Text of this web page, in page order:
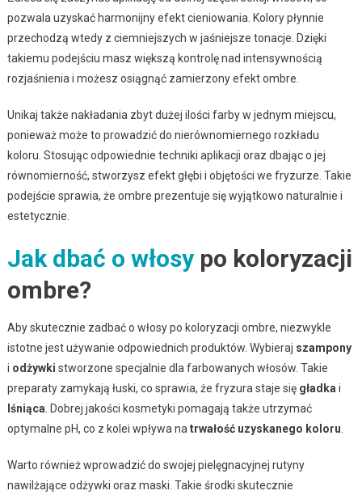
pozwala uzyskać harmonijny efekt cieniowania. Kolory płynnie
przechodzą wtedy z ciemniejszych w jaśniejsze tonacje. Dzięki
takiemu podejściu masz większą kontrolę nad intensywnością
rozjaśnienia i możesz osiągnąć zamierzony efekt ombre.
Unikaj także nakładania zbyt dużej ilości farby w jednym miejscu,
ponieważ może to prowadzić do nierównomiernego rozkładu
koloru. Stosując odpowiednie techniki aplikacji oraz dbając o jej
równomierność, stworzysz efekt głębi i objętości we fryzurze. Takie
podejście sprawia, że ombre prezentuje się wyjątkowo naturalnie i
estetycznie.
Jak dbać o włosypo koloryzacji
ombre?
Aby skutecznie zadbać o włosy po koloryzacji ombre, niezwykle
istotne jest używanie odpowiednich produktów. Wybieraj szampony
i odżywki stworzone specjalnie dla farbowanych włosów. Takie
preparaty zamykają łuski, co sprawia, że fryzura staje się gładka i
lśniąca . Dobrej jakości kosmetyki pomagają także utrzymać
optymalne pH, co z kolei wpływa na trwałość uzyskanego koloru
Warto również wprowadzić do swojej pielęgnacyjnej rutyny
nawilżające odżywki oraz maski. Takie środki skutecznie